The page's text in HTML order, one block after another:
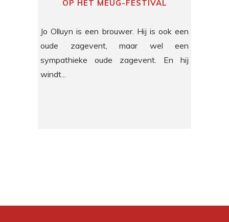
OP HET MEUG-FESTIVAL
Jo Olluyn is een brouwer. Hij is ook een
oude zagevent, maar wel een
sympathieke oude zagevent. En hij
windt...